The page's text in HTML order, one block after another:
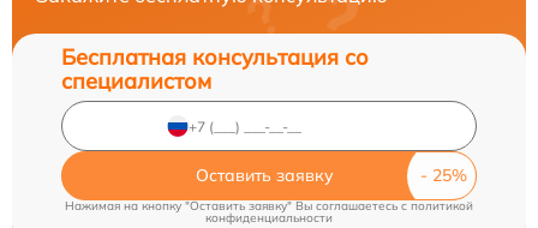
Бесплатная консультация со
специалистом
Оставить заявку
Нажимая на кнопку "Оставить заявку" Вы соглашаетесь cполитикой
конфиденциальности